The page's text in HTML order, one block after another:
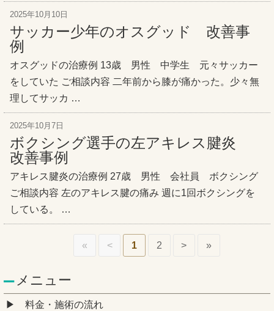
2025年10月10日
サッカー少年のオスグッド 改善事
例
オスグッドの治療例 13歳 男性 中学生 元々サッカー
をしていた ご相談内容 二年前から膝が痛かった。少々無
理してサッカ …
2025年10月7日
ボクシング選手の左アキレス腱炎
改善事例
アキレス腱炎の治療例 27歳 男性 会社員 ボクシング
ご相談内容 左のアキレス腱の痛み 週に1回ボクシングを
している。 …
« < 1 2 > »
メニュー
料金・施術の流れ